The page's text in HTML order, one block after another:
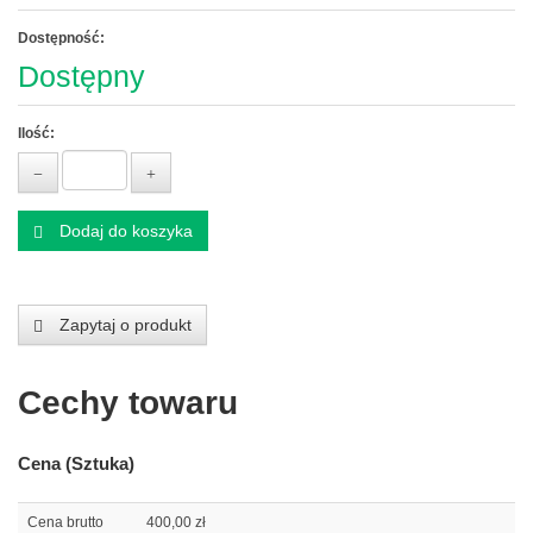
Dostępność:
Dostępny
Ilość:
Dodaj do koszyka
Zapytaj o produkt
Cechy towaru
Cena (Sztuka)
Cena brutto 400,00 zł